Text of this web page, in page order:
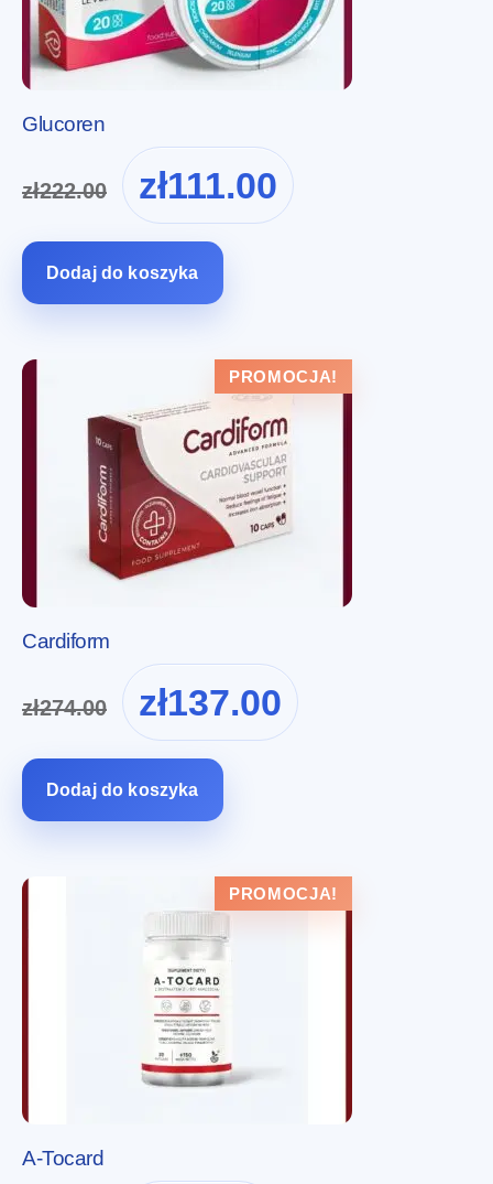
Glucoren
zł222.00
Pierwotna
cena
wynosiła:
zł111.00
cena
Dodaj do koszyka
PROMOCJA!
Cardiform
zł274.00
Pierwotna
cena
wynosiła:
zł137.00
cena
Dodaj do koszyka
PROMOCJA!
A-Tocard